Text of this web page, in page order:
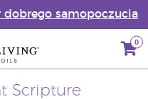
dobrego samopoczucia
0
Scripture